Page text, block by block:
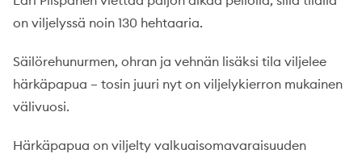
on viljelyssä noin 130 hehtaaria.
Säilörehunurmen, ohran ja vehnän lisäksi tila viljelee
härkäpapua – tosin juuri nyt on viljelykierron mukainen
välivuosi.
Härkäpapua on viljelty valkuaisomavaraisuuden